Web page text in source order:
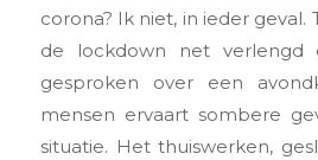
corona? Ik niet, in ieder geval.
de lockdown net
gesproken over een
mensen ervaart sombere
situatie. Het thuiswerken,